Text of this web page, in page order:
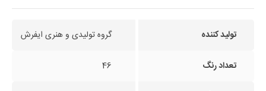
تولید کننده گروه تولیدی و هنری ایفرش
تعداد رنگ 46